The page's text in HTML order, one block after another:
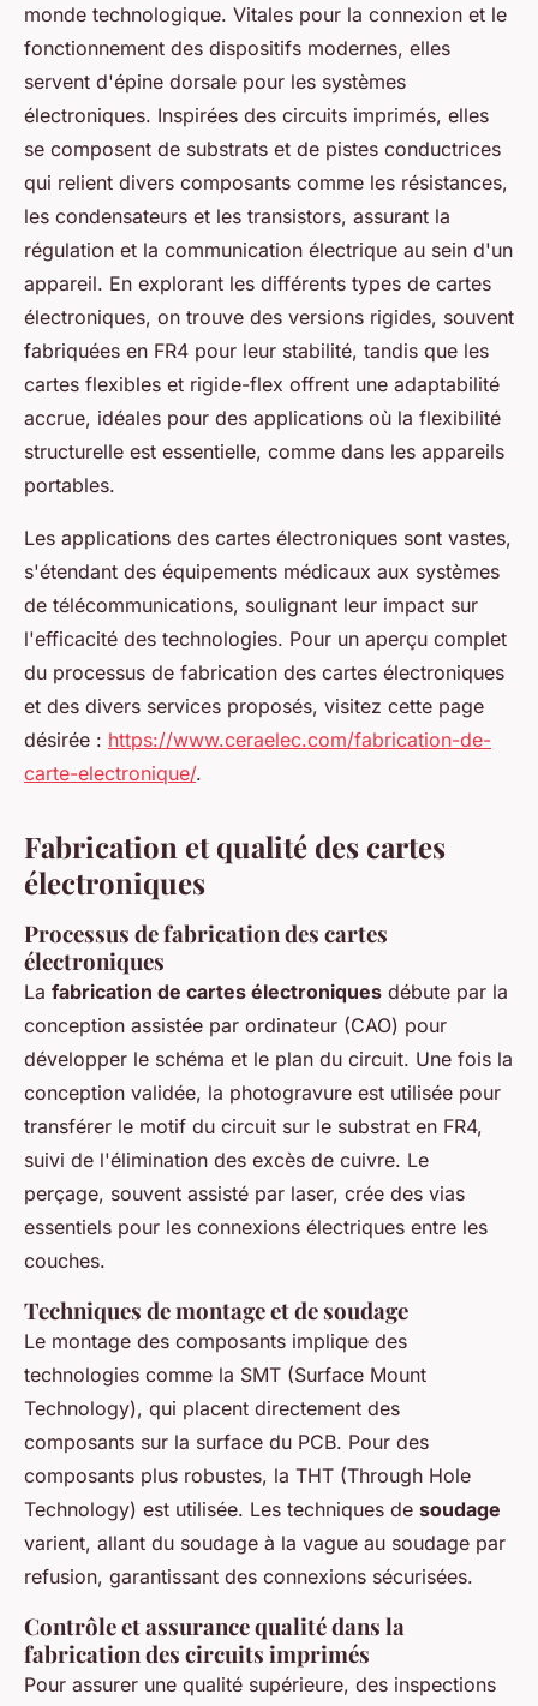
monde technologique. Vitales pour la connexion et le
fonctionnement des dispositifs modernes, elles
servent d'épine dorsale pour les systèmes
électroniques. Inspirées des circuits imprimés, elles
se composent de substrats et de pistes conductrices
qui relient divers composants comme les résistances,
les condensateurs et les transistors, assurant la
régulation et la communication électrique au sein d'un
appareil. En explorant les différents types de cartes
électroniques, on trouve des versions rigides, souvent
fabriquées en FR4 pour leur stabilité, tandis que les
cartes flexibles et rigide-flex offrent une adaptabilité
accrue, idéales pour des applications où la flexibilité
structurelle est essentielle, comme dans les appareils
portables.
Les applications des cartes électroniques sont vastes,
s'étendant des équipements médicaux aux systèmes
de télécommunications, soulignant leur impact sur
l'efficacité des technologies. Pour un aperçu complet
du processus de fabrication des cartes électroniques
et des divers services proposés, visitez cette page
désirée : https://www.ceraelec.com/fabrication-de-
carte-electronique/.
Fabrication et qualité des cartes
électroniques
Processus de fabrication des cartes
électroniques
La fabrication de cartes électroniques débute par la
conception assistée par ordinateur (CAO) pour
développer le schéma et le plan du circuit. Une fois la
conception validée, la photogravure est utilisée pour
transférer le motif du circuit sur le substrat en FR4,
suivi de l'élimination des excès de cuivre. Le
perçage, souvent assisté par laser, crée des vias
essentiels pour les connexions électriques entre les
couches.
Techniques de montage et de soudage
Le montage des composants implique des
technologies comme la SMT (Surface Mount
Technology), qui placent directement des
composants sur la surface du PCB. Pour des
composants plus robustes, la THT (Through Hole
Technology) est utilisée. Les techniques de soudage
varient, allant du soudage à la vague au soudage par
refusion, garantissant des connexions sécurisées.
Contrôle et assurance qualité dans la
fabrication des circuits imprimés
Pour assurer une qualité supérieure, des inspections